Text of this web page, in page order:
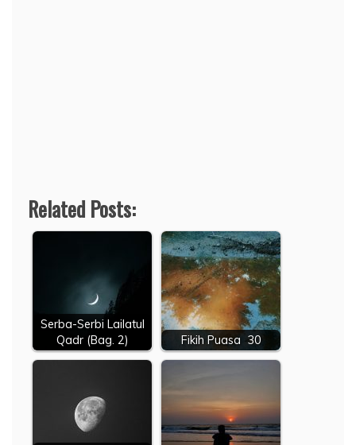
Related Posts:
Serba-Serbi Lailatul
Qadr (Bag. 2)
Fikih Puasa 30